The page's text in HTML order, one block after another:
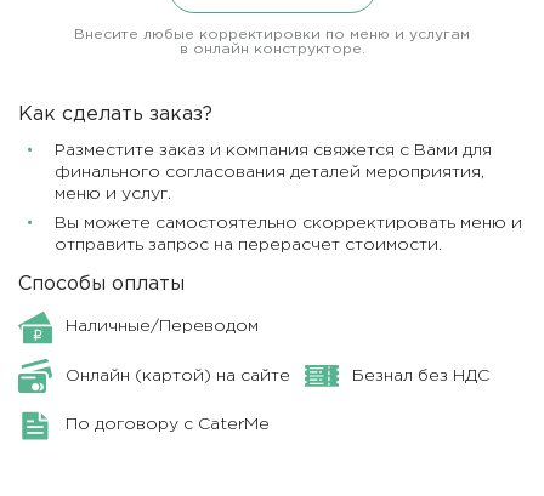
Внесите любые корректировки по меню и услугам
в онлайн конструкторе.
Как сделать заказ?
Разместите заказ и компания свяжется с Вами для
финального согласования деталей мероприятия,
меню и услуг.
Вы можете самостоятельно скорректировать меню и
отправить запрос на перерасчет стоимости.
Способы оплаты
Наличные/Переводом
Онлайн (картой) на сайте Безнал без НДС
По договору с CaterMe